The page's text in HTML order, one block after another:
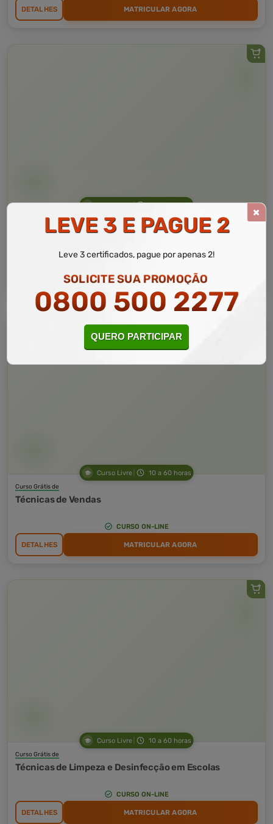
DETALHES MATRICULAR AGORA
Curso Livre 10 a 60 horas
Curso Grátis de
Projetos Sustentáveis para Arquitetura e Design
CURSO ON-LINE
MATRICULAR AGORA
Curso Livre 10 a 60 horas
Curso Grátis de
Técnicas de Vendas
CURSO ON-LINE
DETALHES MATRICULAR AGORA
Curso Livre 10 a 60 horas
Curso Grátis de
Técnicas de Limpeza e Desinfecção em Escolas
CURSO ON-LINE
DETALHES MATRICULAR AGORA
LEVE 3 E PAGUE 2
Leve 3 certificados, pague por apenas 2!
SOLICITE SUA PROMOÇÃO
0800 500 2277
QUERO PARTICIPAR